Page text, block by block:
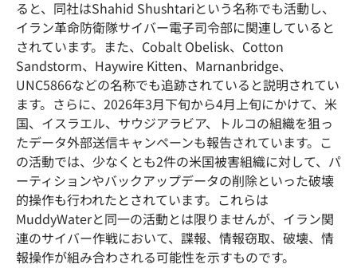
ると、同社はShahid Shushtariという名称でも活動し、
イラン革命防衛隊サイバー電子司令部に関連していると
されています。また、Cobalt Obelisk、Cotton
Sandstorm、Haywire Kitten、Marnanbridge、
UNC5866などの名称でも追跡されていると説明されてい
ます。さらに、2026年3月下旬から4月上旬にかけて、米
国、イスラエル、サウジアラビア、トルコの組織を狙っ
たデータ外部送信キャンペーンも報告されています。こ
の活動では、少なくとも2件の米国被害組織に対して、パ
ーティションやバックアップデータの削除といった破壊
的操作も行われたとされています。これらは
MuddyWaterと同一の活動とは限りませんが、イラン関
連のサイバー作戦において、諜報、情報窃取、破壊、情
報操作が組み合わされる可能性を示すものです。